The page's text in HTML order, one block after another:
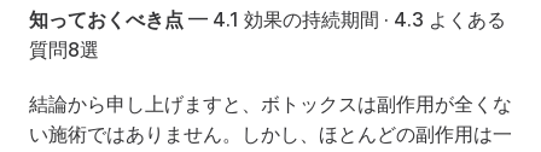
知っておくべき点 — 4.1 効果の持続期間 · 4.3 よくある
質問8選
結論から申し上げますと、ボトックスは副作用が全くな
い施術ではありません。しかし、ほとんどの副作用は一